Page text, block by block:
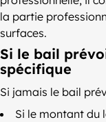
la partie
surfaces.
Si le bail
spécifique
Si jamais le bail
Si le montant du